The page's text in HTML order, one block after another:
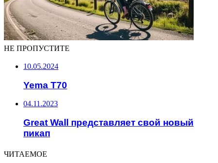
НЕ ПРОПУСТИТЕ
10.05.2024
Yema T70
04.11.2023
Great Wall представляет свой новый
пикап
ЧИТАЕМОЕ